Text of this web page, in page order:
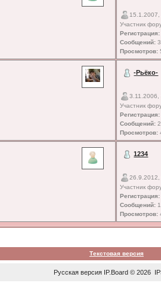
15.1.2007,
Участник
Регистрация:
Сообщений:
Просмотров:
-Рьёко-
3.11.2006,
Участник
Регистрация:
Сообщений: 2
Просмотров:
1234
26.9.2012,
Участник
Регистрация:
Сообщений: 1
Просмотров:
Текстовая версия
Русская версия IP.Board© 2026